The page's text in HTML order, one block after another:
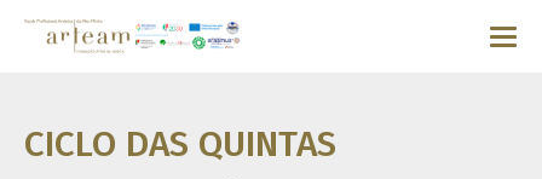
CICLO DAS QUINTAS